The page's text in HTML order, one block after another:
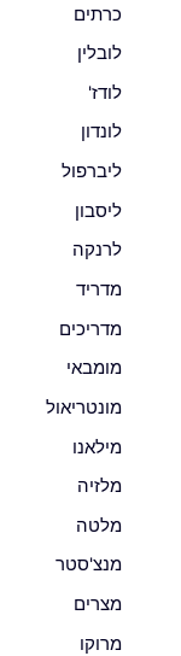
כרתים
לובלין
לודז'
לונדון
ליברפול
ליסבון
לרנקה
מדריד
מדריכים
מומבאי
מונטריאול
מילאנו
מלזיה
מלטה
מנצ'סטר
מצרים
מרוקו